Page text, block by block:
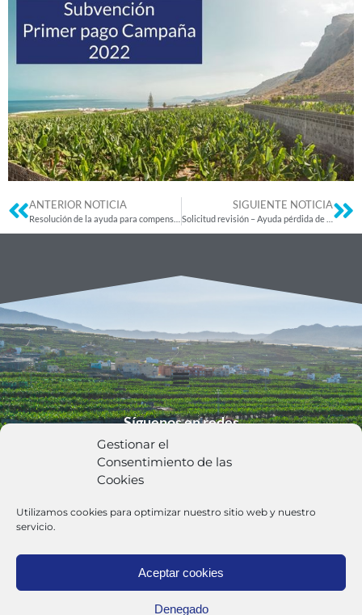
Gestionar el
Consentimiento de las
Cookies
Utilizamos cookies para optimizar nuestro sitio web y nuestro
servicio.
Aceptar cookies
Denegado
ANTERIOR NOTICIA SIGUIENTE NOTICIA
Síguenos en redes
Trabaja con Nosotros